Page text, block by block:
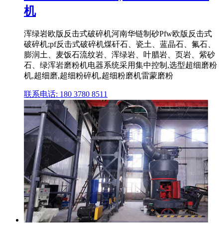
机
浑绿岩欧版反击式破碎机河南华链制砂Pfw欧版反击式
破碎机;pf反击式破碎机煤矸石、瓷土、蓝晶石、氟石、
膨润土、麦饭石流纹岩、浑绿岩、叶腊岩、页岩、紫砂
石、绿浑岩磨粉机电器系统采用集中控制,选型超细磨粉
机,超细磨,超细粉碎机,超细粉磨机雷蒙磨粉
联系电话: 180 3780 8511